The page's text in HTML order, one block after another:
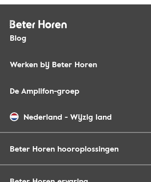
Blog
Werken bij Beter Horen
De Amplifon-groep
Nederland - Wijzig land
Beter Horen hooroplossingen